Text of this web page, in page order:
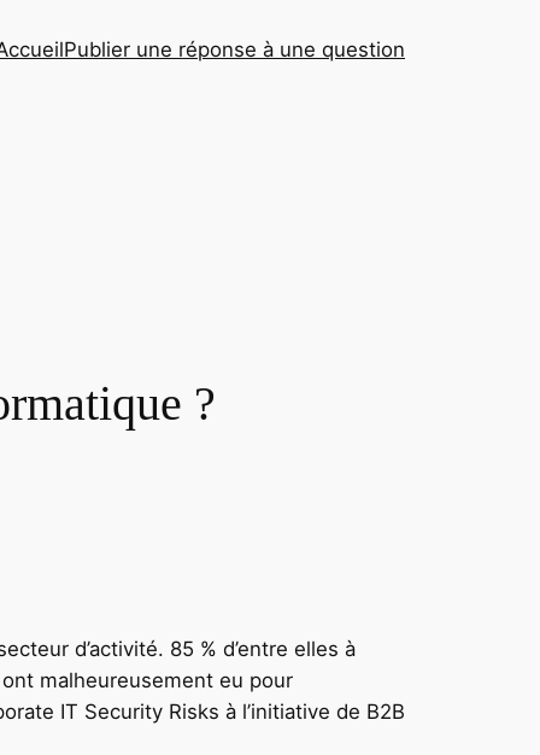
Publier une réponse à une question
?
d’activité. 85 % d’entre elles à
malheureusement eu pour
IT Security Risks à l’initiative de B2B